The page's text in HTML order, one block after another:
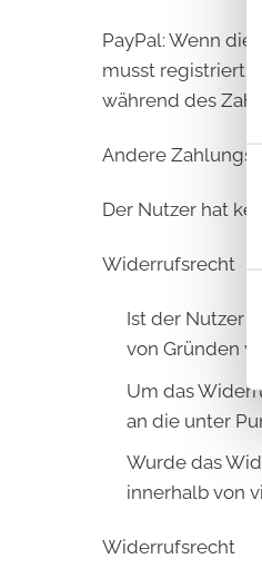
PayPal: Wenn
musst registriert
während des
Andere
Der Nutzer hat
Widerrufsrecht
Ist der Nutzer
von Gründen
Um das
an die unter
Wurde das
innerhalb von
Widerrufsrecht